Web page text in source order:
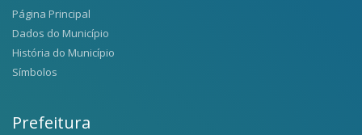
Página Principal
Dados do Município
História do Município
Símbolos
Prefeitura